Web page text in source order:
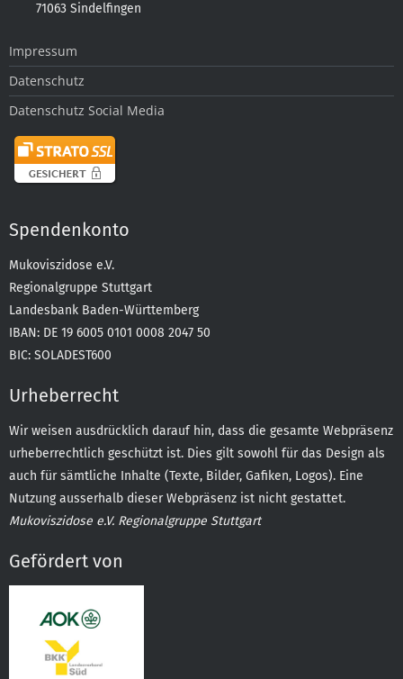
71063 Sindelfingen
Impressum
Datenschutz
Datenschutz Social Media
Spendenkonto
Mukoviszidose e.V.
Regionalgruppe Stuttgart
Landesbank Baden-Württemberg
IBAN: DE 19 6005 0101 0008 2047 50
BIC: SOLADEST600
Urheberrecht
Wir weisen ausdrücklich darauf hin, dass die gesamte Webpräsenz
urheberrechtlich geschützt ist. Dies gilt sowohl für das Design als
auch für sämtliche Inhalte (Texte, Bilder, Gafiken, Logos). Eine
Nutzung ausserhalb dieser Webpräsenz ist nicht gestattet.
Mukoviszidose e.V. Regionalgruppe Stuttgart
Gefördert von